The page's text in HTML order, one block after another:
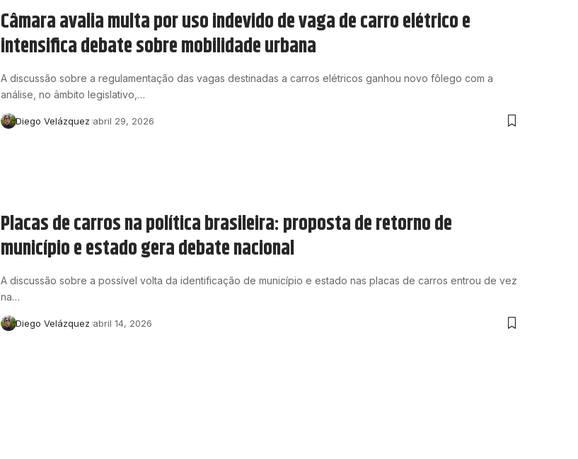
Câmara avalia multa por uso indevido de vaga de carro elétrico e
intensifica debate sobre mobilidade urbana
A discussão sobre a regulamentação das vagas destinadas a carros elétricos ganhou novo fôlego com a
análise, no âmbito legislativo,…
Diego Velázquez abril 29, 2026
Placas de carros na política brasileira: proposta de retorno de
município e estado gera debate nacional
A discussão sobre a possível volta da identificação de município e estado nas placas de carros entrou de vez
na…
Diego Velázquez abril 14, 2026